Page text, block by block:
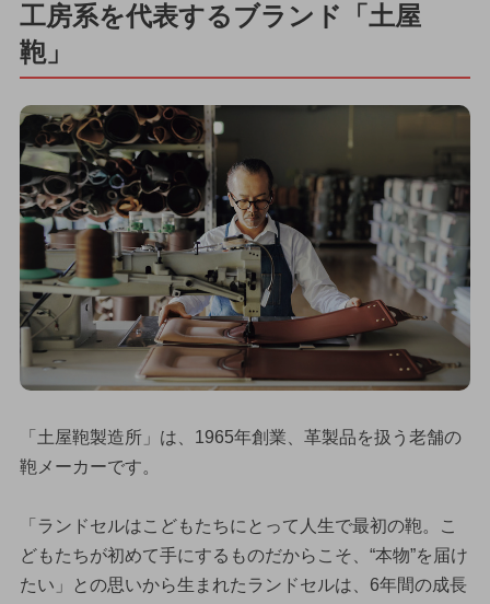
工房系を代表するブランド「土屋
鞄」
「土屋鞄製造所」は、1965年創業、革製品を扱う老舗の
鞄メーカーです。
「ランドセルはこどもたちにとって人生で最初の鞄。こ
どもたちが初めて手にするものだからこそ、“本物”を届け
たい」との思いから生まれたランドセルは、6年間の成長